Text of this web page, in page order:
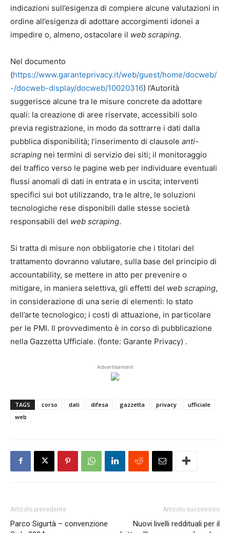
indicazioni sull’esigenza di compiere alcune valutazioni in
ordine all’esigenza di adottare accorgimenti idonei a
impedire o, almeno, ostacolare il web scraping.
Nel documento
(https://www.garanteprivacy.it/web/guest/home/docweb/
-/docweb-display/docweb/10020316) l’Autorità
suggerisce alcune tra le misure concrete da adottare
quali: la creazione di aree riservate, accessibili solo
previa registrazione, in modo da sottrarre i dati dalla
pubblica disponibilità; l’inserimento di clausole anti-
scraping nei termini di servizio dei siti; il monitoraggio
del traffico verso le pagine web per individuare eventuali
flussi anomali di dati in entrata e in uscita; interventi
specifici sui bot utilizzando, tra le altre, le soluzioni
tecnologiche rese disponibili dalle stesse società
responsabili del web scraping.
Si tratta di misure non obbligatorie che i titolari del
trattamento dovranno valutare, sulla base del principio di
accountability, se mettere in atto per prevenire o
mitigare, in maniera selettiva, gli effetti del web scraping,
in considerazione di una serie di elementi: lo stato
dell’arte tecnologico; i costi di attuazione, in particolare
per le PMI. Il provvedimento è in corso di pubblicazione
nella Gazzetta Ufficiale. (fonte: Garante Privacy) .
Advertisement
TAGS corso dati difesa gazzetta privacy
ufficiale
web
Articolo precedente
Parco Sigurtà – convenzione
Articolo successivo
Nuovi livelli reddituali per il